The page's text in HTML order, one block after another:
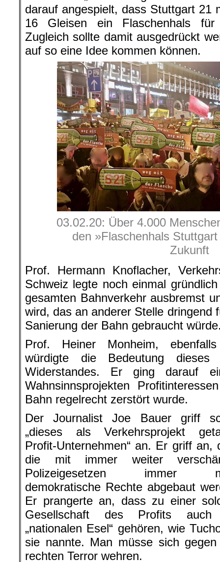
darauf angespielt, dass Stuttgart 21
16 Gleisen ein Flaschenhals
Zugleich sollte damit ausgedrückt
auf so eine Idee kommen können.
03.02.20: Über 4.000
den »Flaschenhals
Zukunft
Prof. Hermann Knoflacher,
Schweiz legte noch einmal
gesamten Bahnverkehr ausbremst
wird, das an anderer Stelle dringend
Sanierung der Bahn gebraucht
Prof. Heiner Monheim, ebenfalls
würdigte die Bedeutung dieses
Widerstandes. Er ging darauf
Wahnsinnsprojekten
Bahn regelrecht zerstört wurde.
Der Journalist Joe Bauer griff
„dieses als Verkehrsprojekt
Profit-Unternehmen“ an. Er griff an,
die mit immer weiter
Polizeigesetzen immer
demokratische Rechte abgebaut
Er prangerte an, dass zu einer
Gesellschaft des Profits
„nationalen Esel“ gehören, wie
sie nannte. Man müsse sich
rechten Terror wehren.